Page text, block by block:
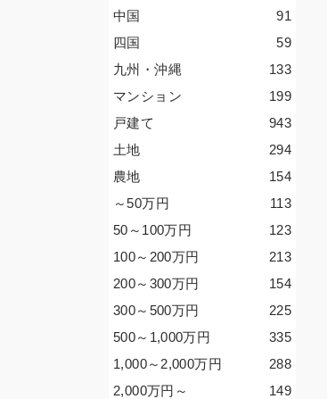
91
中国
59
四国
133
九州・沖縄
199
マンション
943
戸建て
294
土地
154
農地
113
～50万円
123
50～100万円
213
100～200万円
154
200～300万円
225
300～500万円
335
500～1,000万円
288
1,000～2,000万円
149
2,000万円 ～